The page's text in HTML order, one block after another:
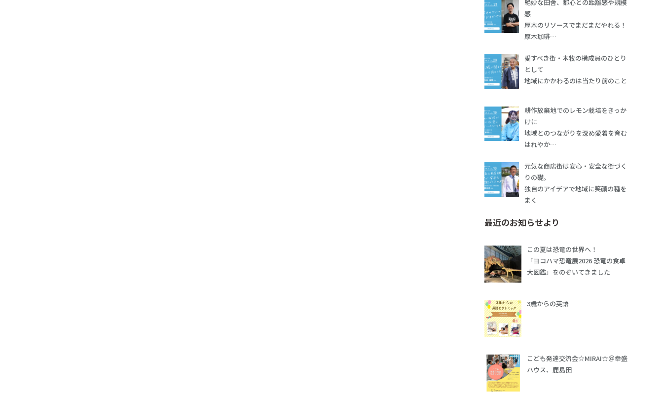
絶妙な田舎、都心との距離感や規模
感
厚木のリソースでまだまだやれる！
厚木珈琲…
愛すべき街・本牧の構成員のひとり
として
地域にかかわるのは当たり前のこと
耕作放棄地でのレモン栽培をきっか
けに
地域とのつながりを深め愛着を育む
はれやか…
元気な商店街は安心・安全な街づく
りの礎。
独自のアイデアで地域に笑顔の種を
まく
最近のお知らせより
この夏は恐竜の世界へ！
「ヨコハマ恐竜展2026 恐竜の食卓
大図鑑」をのぞいてきました
3歳からの英語
こども発達交流会☆MIRAI☆＠幸盛
ハウス、鹿島田